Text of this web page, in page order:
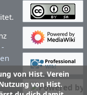
von Hist. Verein
von Hist.